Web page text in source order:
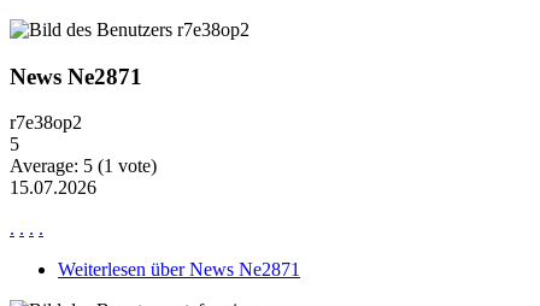
News Ne2871
r7e38op2
5
Average: 5 (1 vote)
15.07.2026
. . . .
Weiterlesen über News Ne2871